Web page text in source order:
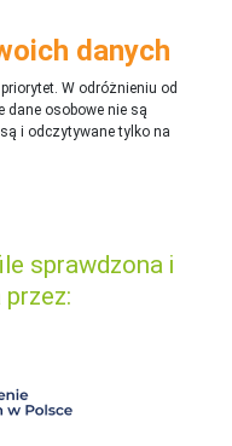
danych
W odróżnieniu od
dane osobowe nie są
i odczytywane tylko na
sprawdzona i